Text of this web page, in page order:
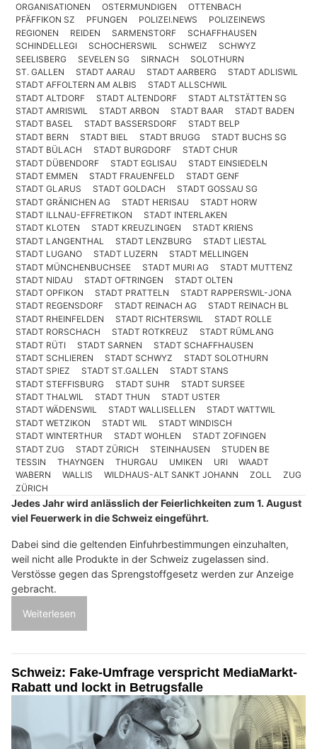
ORGANISATIONEN
OSTERMUNDIGEN
OTTENBACH
PFÄFFIKON SZ
PFUNGEN POLIZEI.NEWS
POLIZEINEWS
REGIONEN
REIDEN SARMENSTORF
SCHAFFHAUSEN
SCHINDELLEGI
SCHOCHERSWIL SCHWEIZ
SCHWYZ
SEELISBERG
SEVELEN SG SIRNACH
SOLOTHURN
ST. GALLEN
STADT AARAU STADT AARBERG
STADT ADLISWIL
STADT AFFOLTERN AM ALBIS
STADT ALLSCHWIL
STADT ALTDORF
STADT ALTENDORF
STADT ALTSTÄTTEN SG
STADT AMRISWIL
STADT ARBON STADT BAAR
STADT BADEN
STADT BASEL
STADT BASSERSDORF
STADT BELP
STADT BERN
STADT BIEL STADT BRUGG
STADT BUCHS SG
STADT BÜLACH
STADT BURGDORF
STADT CHUR
STADT DÜBENDORF
STADT EGLISAU
STADT EINSIEDELN
STADT EMMEN
STADT FRAUENFELD
STADT GENF
STADT GLARUS
STADT GOLDACH
STADT GOSSAU SG
STADT GRÄNICHEN AG
STADT HERISAU
STADT HORW
STADT ILLNAU-EFFRETIKON
STADT INTERLAKEN
STADT KLOTEN
STADT KREUZLINGEN
STADT KRIENS
STADT LANGENTHAL
STADT LENZBURG
STADT LIESTAL
STADT LUGANO
STADT LUZERN
STADT MELLINGEN
STADT MÜNCHENBUCHSEE
STADT MURI AG
STADT MUTTENZ
STADT NIDAU
STADT OFTRINGEN
STADT OLTEN
STADT OPFIKON
STADT PRATTELN
STADT RAPPERSWIL-JONA
STADT REGENSDORF
STADT REINACH AG
STADT REINACH BL
STADT RHEINFELDEN
STADT RICHTERSWIL
STADT ROLLE
STADT RORSCHACH
STADT ROTKREUZ
STADT RÜMLANG
STADT RÜTI
STADT SARNEN
STADT SCHAFFHAUSEN
STADT SCHLIEREN
STADT SCHWYZ
STADT SOLOTHURN
STADT SPIEZ
STADT ST.GALLEN
STADT STANS
STADT STEFFISBURG
STADT SUHR
STADT SURSEE
STADT THALWIL
STADT THUN
STADT USTER
STADT WÄDENSWIL
STADT WALLISELLEN
STADT WATTWIL
STADT WETZIKON
STADT WIL
STADT WINDISCH
STADT WINTERTHUR
STADT WOHLEN
STADT ZOFINGEN
STADT ZUG
STADT ZÜRICH STEINHAUSEN
STUDEN BE
TESSIN
THAYNGEN THURGAU UMIKEN URI
WAADT
WABERN
WALLIS WILDHAUS-ALT SANKT JOHANN ZOLL
ZUG
ZÜRICH
Jedes Jahr wird anlässlich der Feierlichkeiten zum 1. August
viel Feuerwerk in die Schweiz eingeführt.
Dabei sind die geltenden Einfuhrbestimmungen einzuhalten,
weil nicht alle Produkte in der Schweiz zugelassen sind.
Verstösse gegen das Sprengstoffgesetz werden zur Anzeige
gebracht.
Weiterlesen
Schweiz: Fake-Umfrage verspricht MediaMarkt-
Rabatt und lockt in Betrugsfalle